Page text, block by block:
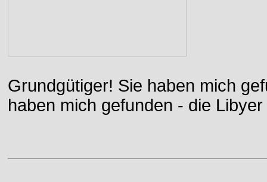
Grundgütiger! Sie haben mich
haben mich gefunden - die